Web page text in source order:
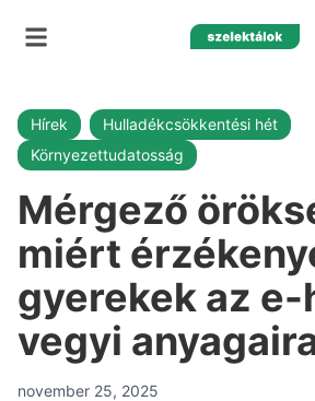
Hírek
Hulladékcsökkentési hét
Környezettudatosság
Mérgező
miért
gyerekek az
vegyi
november 25, 2025